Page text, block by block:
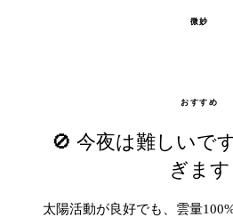
微妙
おすすめ
🚫 今夜は難しいで
ぎます
太陽活動が良好でも、雲量